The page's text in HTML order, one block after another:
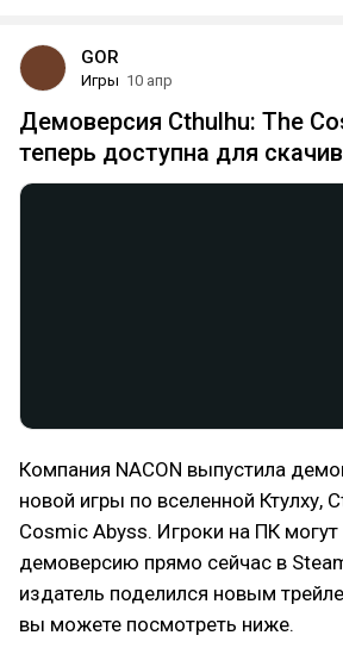
GOR
Игры 10 апр
Демоверсия Cthulhu: The
теперь доступна для
Компания NACON выпустила
новой игры по вселенной Ктулху,
Cosmic Abyss. Игроки на ПК могут
демоверсию прямо сейчас в
издатель поделился новым
вы можете посмотреть ниже.